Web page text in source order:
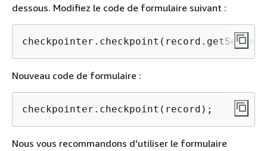
dessous. Modifiez le code de formulaire suivant :
Nouveau code de formulaire :
checkpointer.checkpoint(record);
Nous vous recommandons d'utiliser le formulaire